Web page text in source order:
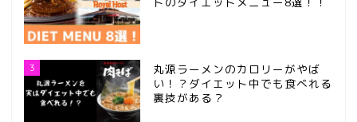
3
丸源ラーメンのカロリーがやば
い！？ダイエット中でも食べれる
裏技がある？